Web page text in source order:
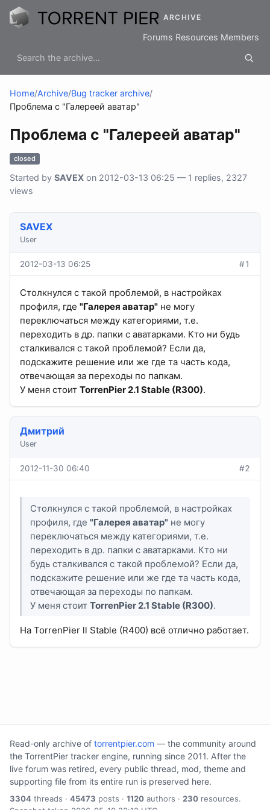
ARCHIVE
Forums Resources Members
Home/Archive/Bug tracker archive/
Проблема с "Галереей аватар"
Проблема с "Галереей аватар"
closed
Started by SAVEX on 2012-03-13 06:25 — 1 replies, 2327
views
SAVEX
User
2012-03-13 06:25 #1
Столкнулся с такой проблемой, в настройках
профиля, где "Галерея аватар" не могу
переключаться между категориями, т.е.
переходить в др. папки с аватарками. Кто ни будь
сталкивался с такой проблемой? Если да,
подскажите решение или же где та часть кода,
отвечающая за переходы по папкам.
У меня стоит TorrenPier 2.1 Stable (R300).
Дмитрий
User
2012-11-30 06:40 #2
Столкнулся с такой проблемой, в настройках
профиля, где"Галерея аватар" не могу
переключаться между категориями, т.е.
переходить в др. папки с аватарками. Кто ни
будь сталкивался с такой проблемой? Если да,
подскажите решение или же где та часть кода,
отвечающая за переходы по папкам.
У меня стоитTorrenPier 2.1 Stable (R300).
На TorrenPier ll Stable (R400) всё отлично работает.
Read-only archive of torrentpier.com — the community around
the TorrentPier tracker engine, running since 2011. After the
live forum was retired, every public thread, mod, theme and
supporting file from its entire run is preserved here.
3304 threads · 45473 posts · 1120 authors · 230 resources.